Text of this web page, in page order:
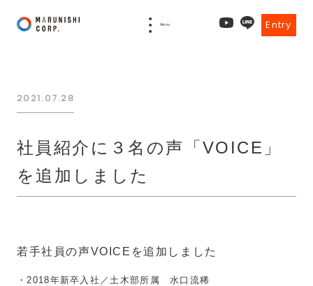
Menu Entry
2021.07.28
社員紹介に３名の声「VOICE」
を追加しました
若手社員の声VOICEを追加しました
・2018年新卒入社／土木部所属 水口流稀